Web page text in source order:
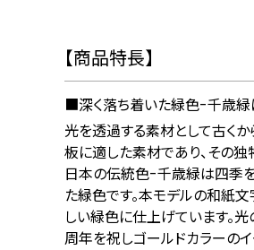
【商品特⻑】
深く落ち着いた緑色-千歳
光を透過する素材として古く
板に適した素材であり、その
日本の伝統色-千歳緑は四季
た緑色です。本モデルの和紙
しい緑色に仕上げています。
周年を祝しゴールドカラーの